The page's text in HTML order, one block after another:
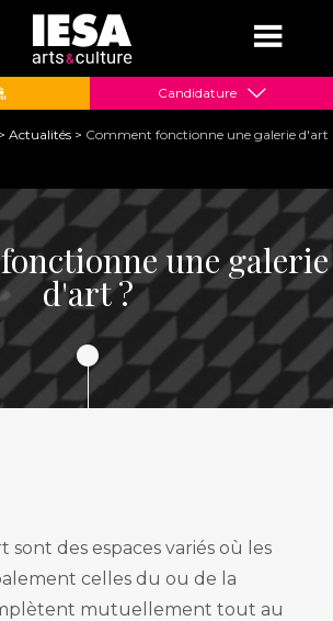
Jump to navigation
> Actualités > Comment fonctionne une galerie d'art
une galerie
d'art ?
sont des espaces variés où les
celles du ou de la
mutuellement tout au
Candidature